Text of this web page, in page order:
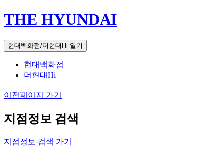
THE HYUNDAI
현대백화점/더현대Hi 열기
현대백화점
더현대Hi
이전페이지 가기
지점정보 검색
지점정보 검색 가기